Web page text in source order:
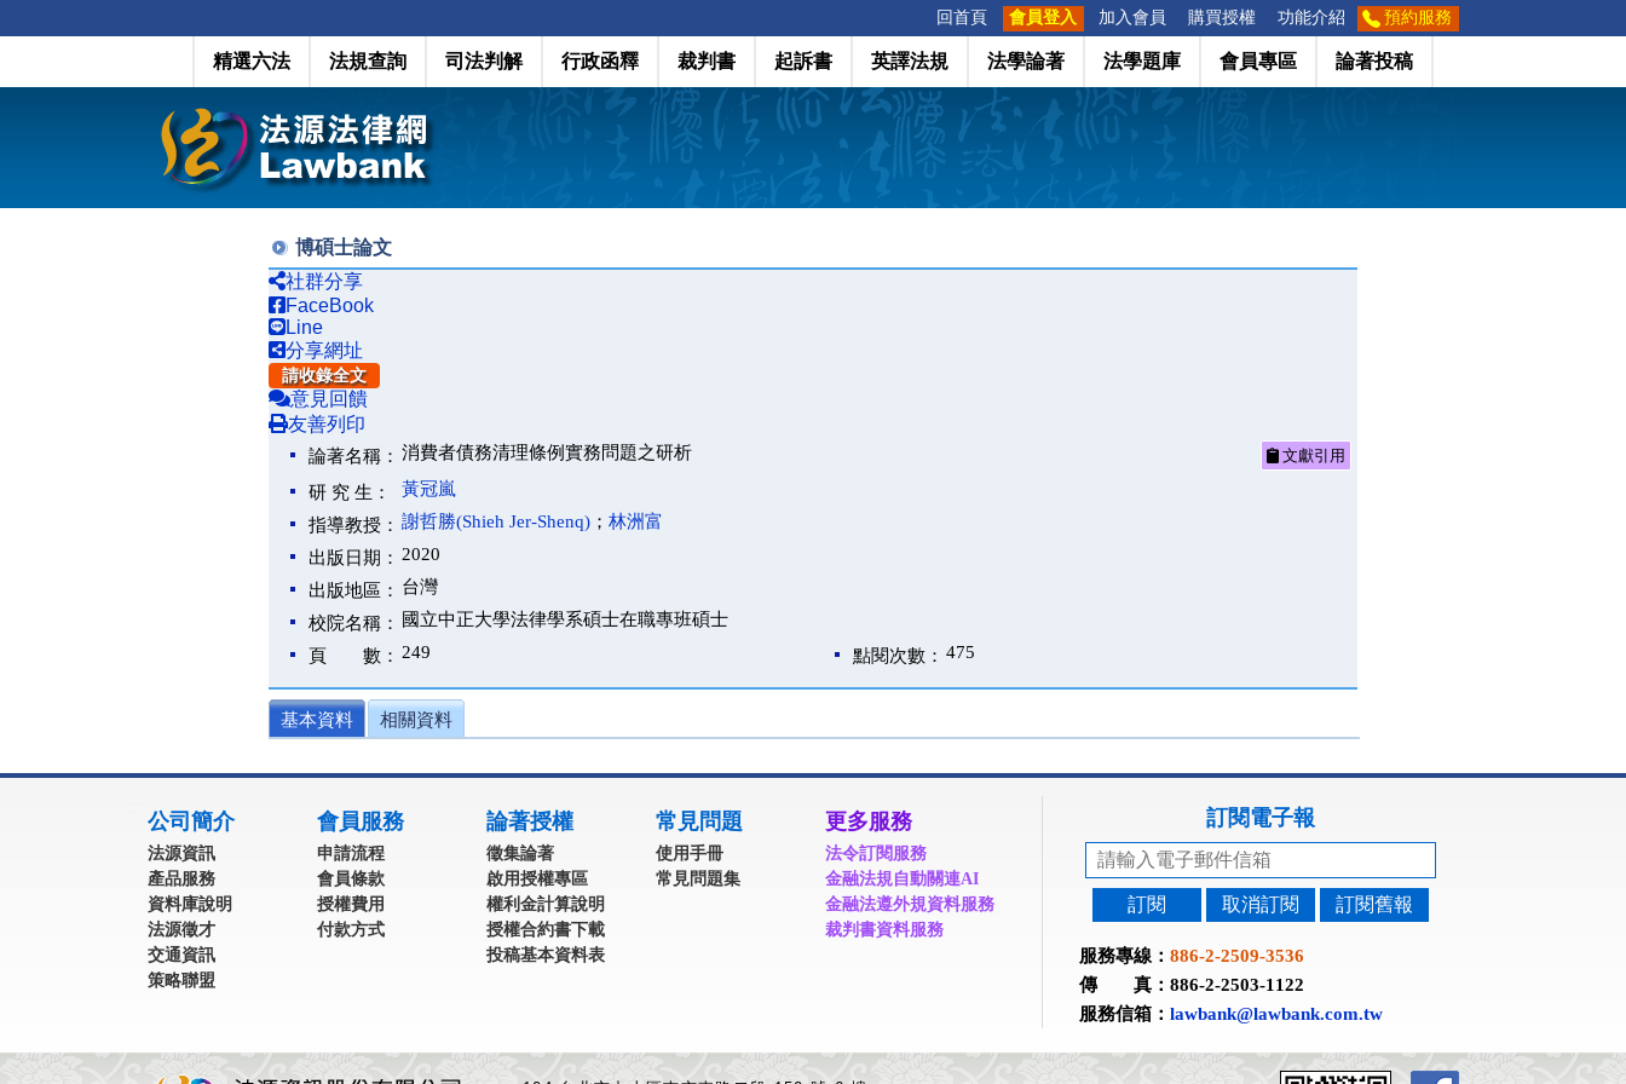
回首頁 會員登入 加入會員 購買授權 功能介紹 預約服務
精選六法 法規查詢 司法判解 行政函釋 裁判書 起訴書 英譯法規 法學論著 法學題庫 會員專區 論著投稿
博碩士論文
社群分享
FaceBook
Line
分享網址
請收錄全文
意見回饋
友善列印
論著名稱： 消費者債務清理條例實務問題之研析 文獻引用
研 究 生：
黃冠嵐
指導教授： 謝哲勝(Shieh Jer-Shenq) ； 林洲富
出版日期： 2020
出版地區： 台灣
校院名稱：
國立中正大學法律學系碩士在職專班碩士
頁 數： 249 點閱次數： 475
基本資料 相關資料
公司簡介
法源資訊
產品服務
資料庫說明
法源徵才
交通資訊
策略聯盟
會員服務
申請流程
會員條款
授權費用
付款方式
論著授權
徵集論著
啟用授權專區
權利金計算說明
授權合約書下載
投稿基本資料表
常見問題
使用手冊
常見問題集
更多服務
法令訂閱服務
金融法規自動關連AI
金融法遵外規資料服務
裁判書資料服務
訂閱電子報
訂閱 取消訂閱 訂閱舊報
服務專線： 886-2-2509-3536
傳 真：886-2-2503-1122
服務信箱： lawbank@lawbank.com.tw